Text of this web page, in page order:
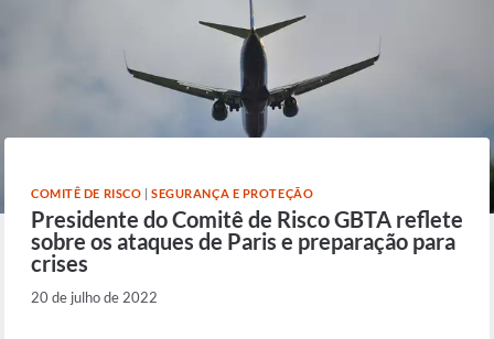
COMITÊ DE RISCO |SEGURANÇA E PROTEÇÃO
Presidente do Comitê de Risco GBTA reflete
sobre os ataques de Paris e preparação para
crises
20 de julho de 2022